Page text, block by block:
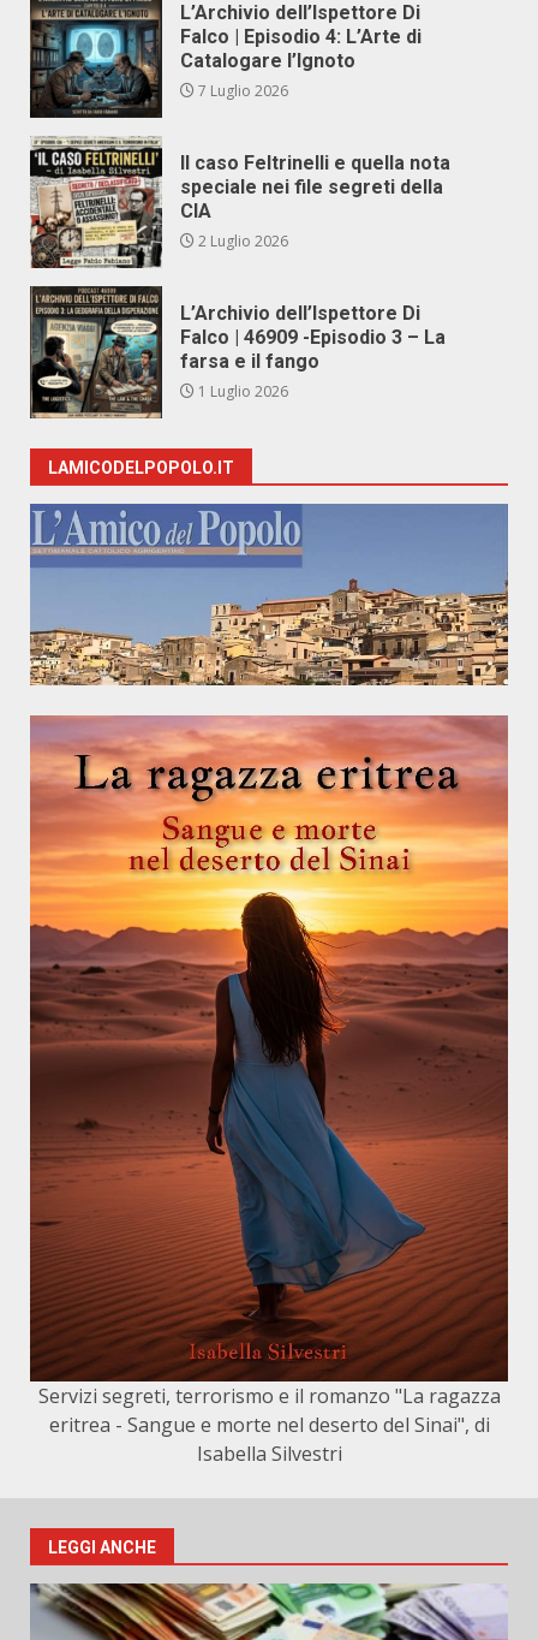
L’Archivio dell’Ispettore Di
Falco | Episodio 4: L’Arte di
Catalogare l’Ignoto
7 Luglio 2026
Il caso Feltrinelli e quella nota
speciale nei file segreti della
CIA
2 Luglio 2026
L’Archivio dell’Ispettore Di
Falco | 46909 -Episodio 3 – La
farsa e il fango
1 Luglio 2026
LAMICODELPOPOLO.IT
Servizi segreti, terrorismo e il romanzo "La ragazza
eritrea - Sangue e morte nel deserto del Sinai", di
Isabella Silvestri
LEGGI ANCHE